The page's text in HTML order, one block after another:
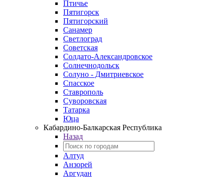
Птичье
Пятигорск
Пятигорский
Санамер
Светлоград
Советская
Солдато-Александровское
Солнечнодольск
Солуно - Дмитриевское
Спасское
Ставрополь
Суворовская
Татарка
Юца
Кабардино‑Балкарская Республика
Назад
Алтуд
Анзорей
Аргудан